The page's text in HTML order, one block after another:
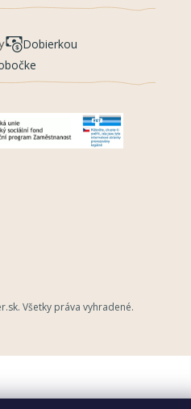
Dobierkou
. Všetky práva vyhradené.